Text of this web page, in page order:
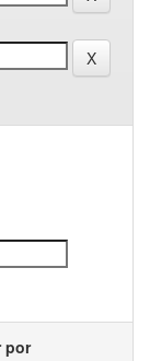
por